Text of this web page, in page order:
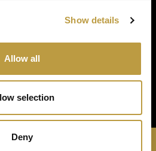
Show details
Allow all
selection
Deny